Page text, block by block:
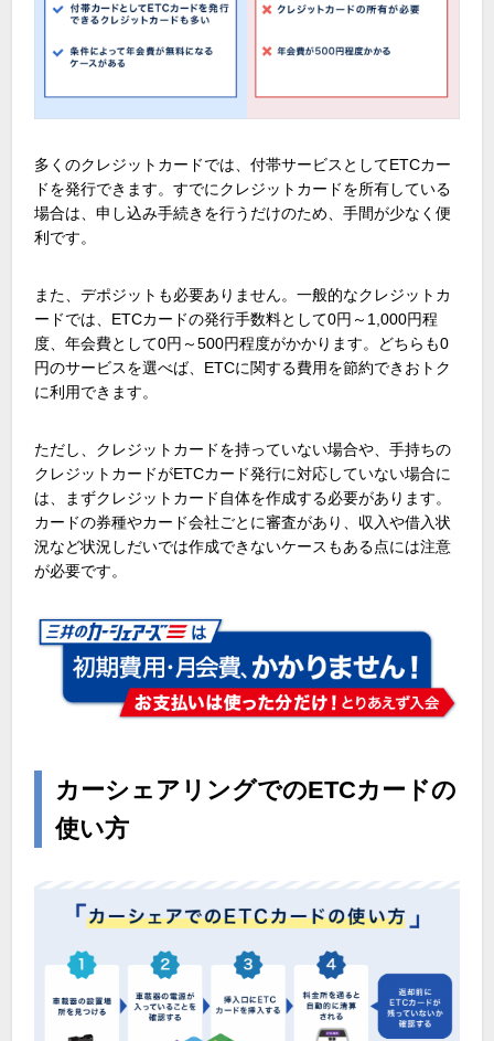
多くのクレジットカードでは、付帯サービスとしてETCカー
ドを発行できます。すでにクレジットカードを所有している
場合は、申し込み手続きを行うだけのため、手間が少なく便
利です。
また、デポジットも必要ありません。一般的なクレジットカ
ードでは、ETCカードの発行手数料として0円～1,000円程
度、年会費として0円～500円程度がかかります。どちらも0
円のサービスを選べば、ETCに関する費用を節約できおトク
に利用できます。
ただし、クレジットカードを持っていない場合や、手持ちの
クレジットカードがETCカード発行に対応していない場合に
は、まずクレジットカード自体を作成する必要があります。
カードの券種やカード会社ごとに審査があり、収入や借入状
況など状況しだいでは作成できないケースもある点には注意
が必要です。
カーシェアリングでのETCカードの
使い方